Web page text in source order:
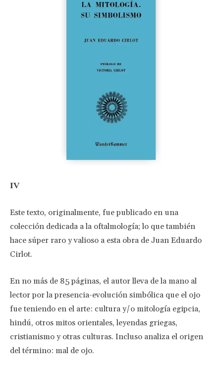
IV
Este texto, originalmente, fue publicado en una
colección dedicada a la oftalmología; lo que también
hace súper raro y valioso a esta obra de Juan Eduardo
Cirlot.
En no más de 85 páginas, el autor lleva de la mano al
lector por la presencia-evolución simbólica que el ojo
fue teniendo en el arte: cultura y/o mitología egipcia,
hindú, otros mitos orientales, leyendas griegas,
cristianismo y otras culturas. Incluso analiza el origen
del término: mal de ojo.